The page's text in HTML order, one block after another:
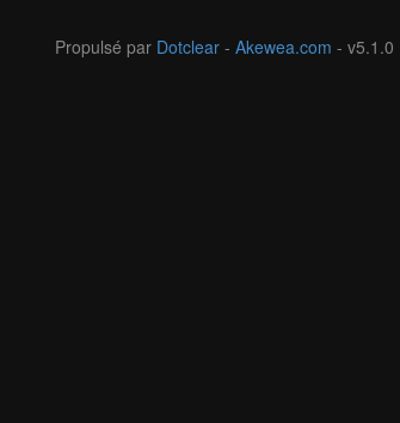
Propulsé par Dotclear - Akewea.com - v5.1.0